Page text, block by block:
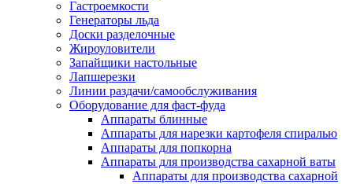
Гастроемкости
Генераторы льда
Доски разделочные
Жироуловители
Запайщики настольные
Лапшерезки
Линии раздачи/самообслуживания
Оборудование для фаст-фуда
Аппараты блинные
Аппараты для нарезки картофеля спиралью
Аппараты для попкорна
Аппараты для производства сахарной ваты
Аппараты для производства сахарной